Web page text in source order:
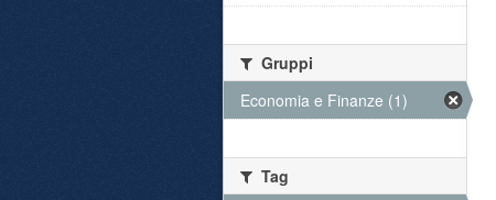
Gruppi
Economia e Finanze (1)
Tag